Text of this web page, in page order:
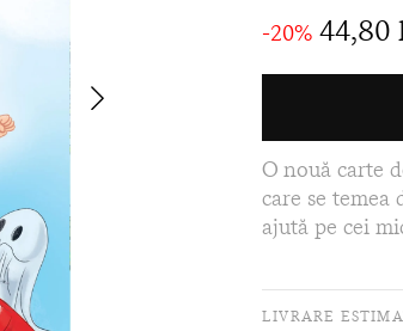
-20%44,80
O nouă carte
care se temea
ajută pe cei
LIVRARE